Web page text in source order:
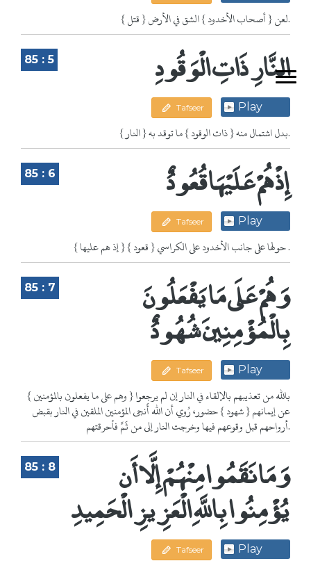
{ قتل } لعن { أصحاب الأخدود } الشق في الأرض.
85 : 5 النَّارِ ذَاتِ الْوَقُودِ
Tafseer Play
{ النار } بدل اشتمال منه { ذات الوقود } ما توقد به.
85 : 6 إِذْ هُمْ عَلَيْهَا قُعُودٌ
Tafseer Play
{ إذ هم عليها } حولها على جانب الأخدود على الكراسي { قعود } .
85 : 7 وَهُمْ عَلَى مَا يَفْعَلُونَ
بِالْمُؤْمِنِينَ شُهُودٌ
Tafseer Play
{ وهم على ما يفعلون بالمؤمنين } بالله من تعذيبهم بالإلقاء في النار إن لم يرجعوا
عن إيمانهم { شهود } حضور، رُوي أن الله أَنجى المؤمنين الملقين في النار بقبض
أرواحهم قبل وقوعهم فيها وخرجت النار إلى من ثَمَّ فأحرقتهم.
85 : 8 وَمَا نَقَمُوا مِنْهُمْ إِلَّا أَن
يُؤْمِنُوا بِاللَّهِ الْعَزِيزِ الْحَمِيدِ
Tafseer Play